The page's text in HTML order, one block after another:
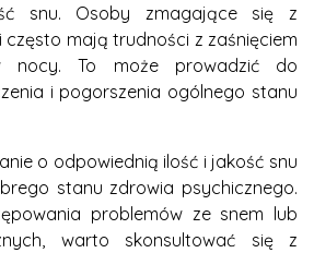
snu. Osoby zmagające się z
często mają trudności z zaśnięciem
To może prowadzić do
i pogorszenia ogólnego stanu
o odpowiednią ilość i jakość snu
stanu zdrowia psychicznego.
problemów ze snem lub
warto skonsultować się z